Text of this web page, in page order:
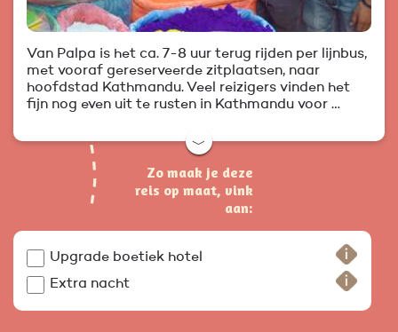
Van Palpa is het ca. 7-8 uur terug rijden per lijnbus,
met vooraf gereserveerde zitplaatsen, naar
hoofdstad Kathmandu. Veel reizigers vinden het
fijn nog even uit te rusten in Kathmandu voor …
﹀
Zo maak je deze
reis op maat, vink
aan:
Upgrade boetiek hotel
Extra nacht